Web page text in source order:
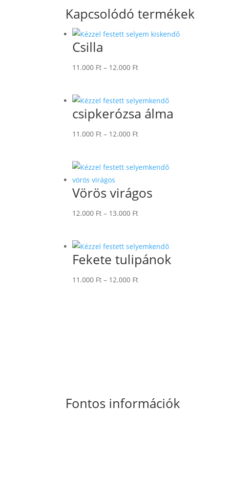
Kapcsolódó termékek
Csilla
11.000 Ft – 12.000 FtÁrtartomány:
12.000 Ft
csipkerózsa álma
11.000 Ft – 12.000 FtÁrtartomány:
12.000 Ft
Vörös virágos
12.000 Ft – 13.000 FtÁrtartomány:
13.000 Ft
Fekete tulipánok
11.000 Ft – 12.000 FtÁrtartomány:
Fontos információk